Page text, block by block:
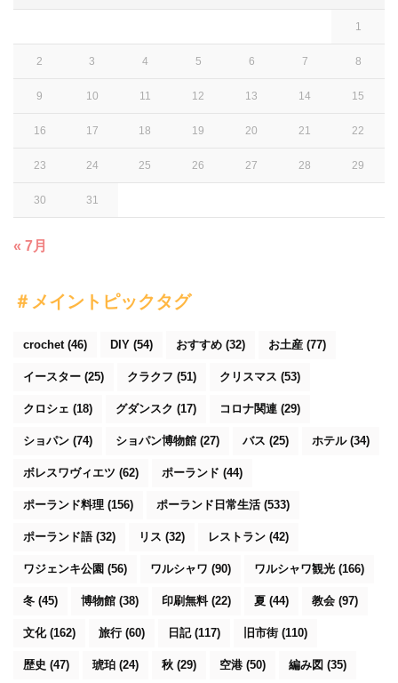
1
2 3 4 5 6 7 8
9 10 11 12 13 14 15
16 17 18 19 20 21 22
23 24 25 26 27 28 29
30 31
« 7月
＃メイントピックタグ
crochet(46) DIY (54) おすすめ (32) お土産 (77)
イースター (25) クラクフ (51) クリスマス (53)
クロシェ (18) グダンスク (17) コロナ関連 (29)
ショパン (74) ショパン博物館 (27) バス (25) ホテル(34)
ボレスワヴィエツ (62) ポーランド (44)
ポーランド料理 (156) ポーランド日常生活(533)
ポーランド語(32) リス (32) レストラン (42)
ワジェンキ公園 (56) ワルシャワ (90) ワルシャワ観光 (166)
冬 (45) 博物館 (38) 印刷無料(22) 夏 (44) 教会 (97)
文化(162) 旅行 (60) 日記(117) 旧市街 (110)
歴史 (47) 琥珀 (24) 秋 (29) 空港 (50) 編み図 (35)